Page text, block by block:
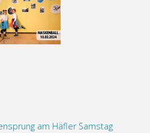
am Häfler Samstag